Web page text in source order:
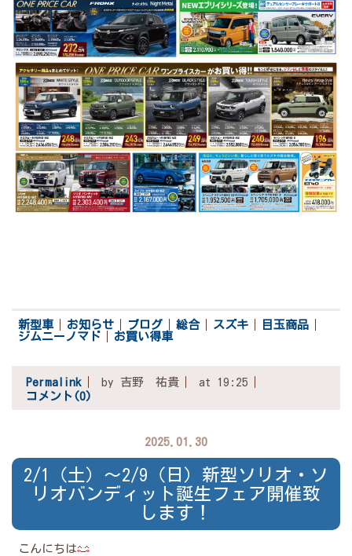
新型車 お知らせ ブログ 総合 スズキ
目玉商品
ジムニーノマド
お買い得車
Permalink by 吉野 祐貴
at 19:25
コメント(0)
2025.01.30
2/1（土）～2/9（日）新型ソリオ・ソ
リオバンディット誕生フェア開催致
します！
こんにちは